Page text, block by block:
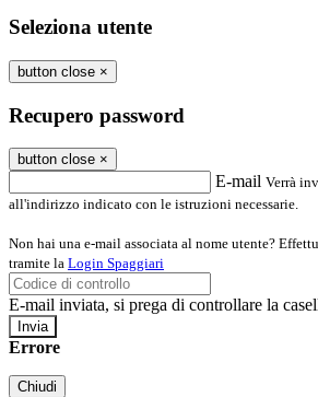
Seleziona utente
button close ×
Recupero password
button close ×
E-mail Verrà
all'indirizzo indicato con le istruzioni necessarie.
Non hai una e-mail associata al nome utente?
tramite la Login Spaggiari
E-mail inviata, si prega di controllare la
Errore
Chiudi